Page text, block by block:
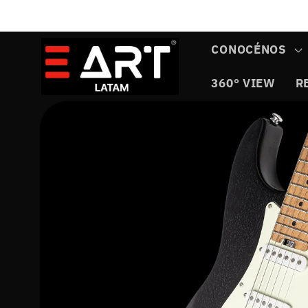
al contenido
CONOCÉNOS
360° VIEW